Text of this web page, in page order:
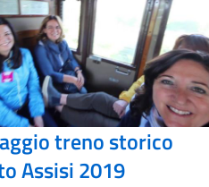
treno storico
Assisi 2019